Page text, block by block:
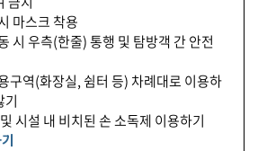
마스크 착용
시 우측(한줄) 통행 및 탐방객 간 안전
구역(화장실, 쉼터 등) 차례대로 이용하
기
시설 내 비치된 손 소독제 이용하기